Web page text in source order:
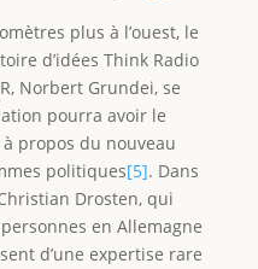
plus à l’ouest, le
d’idées Think Radio
Norbert Grundei, se
pourra avoir le
propos du nouveau
politiques[5]. Dans
Drosten, qui
en Allemagne
d’une expertise rare